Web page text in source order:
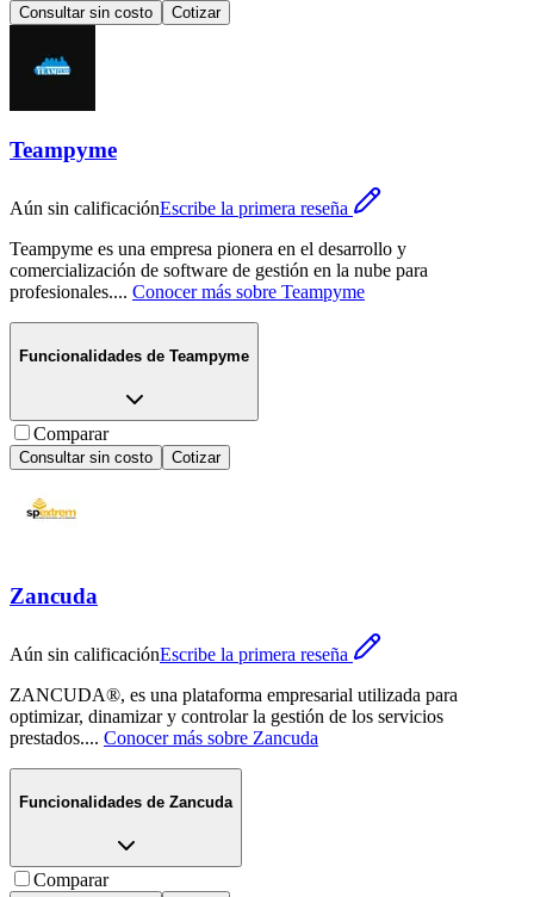
Consultar sin costo Cotizar
Teampyme
Aún sin calificaciónEscribe la primera reseña
Teampyme es una empresa pionera en el desarrollo y
comercialización de software de gestión en la nube para
profesionales.... Conocer más sobre Teampyme
Funcionalidades de Teampyme
Comparar
Consultar sin costo Cotizar
Zancuda
Aún sin calificaciónEscribe la primera reseña
ZANCUDA®, es una plataforma empresarial utilizada para
optimizar, dinamizar y controlar la gestión de los servicios
prestados.... Conocer más sobre Zancuda
Funcionalidades de Zancuda
Comparar